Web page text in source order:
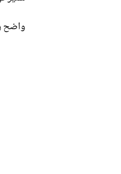
واضح